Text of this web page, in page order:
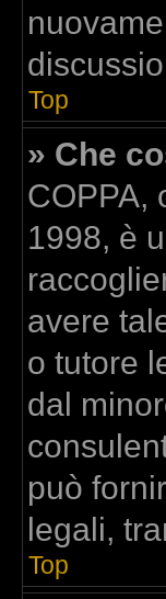
Top
» Che
COPPA,
1998, è
avere
o tutore
dal
può
legali,
Top